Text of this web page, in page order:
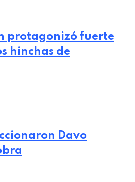
protagonizó fuerte
hinchas de
Davo